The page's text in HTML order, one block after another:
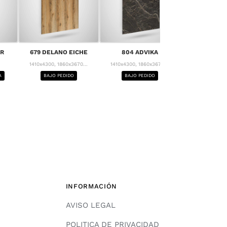
679 DELANO EICHE
1410x4300, 1860x3670...
BAJO PEDIDO
804 ADVIKA
1410x4300, 1860x3670...
BAJO PEDIDO
INFORMACIÓN
AVISO LEGAL
POLITICA DE PRIVACIDAD